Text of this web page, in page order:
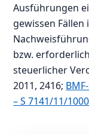
Ausführungen
gewissen
bzw.
steuerlicher
2011, 2416;
– S 7141/11/